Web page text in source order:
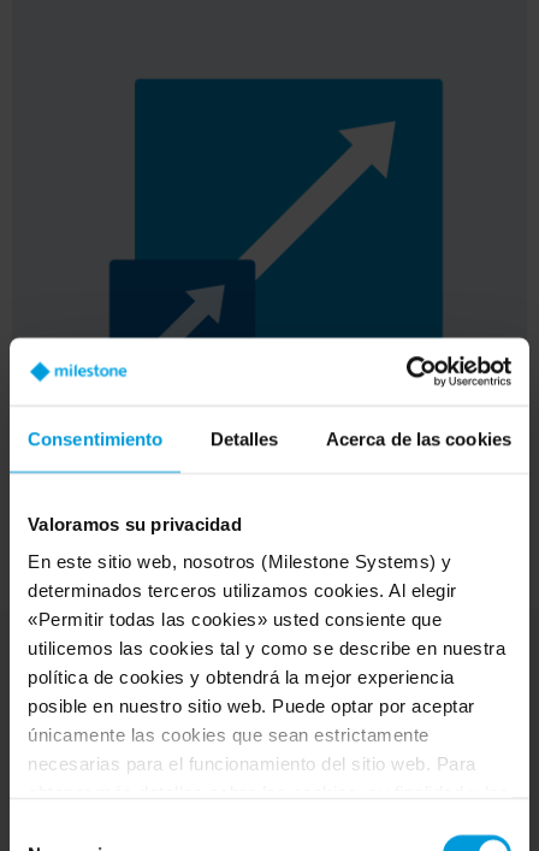
Consentimiento Detalles Acerca de las cookies
Valoramos su privacidad
En este sitio web, nosotros (Milestone Systems) y
determinados terceros utilizamos cookies. Al elegir
«Permitir todas las cookies» usted consiente que
utilicemos las cookies tal y como se describe en nuestra
política de cookies y obtendrá la mejor experiencia
posible en nuestro sitio web. Puede optar por aceptar
únicamente las cookies que sean estrictamente
necesarias para el funcionamiento del sitio web. Para
What kind of service do you
need?